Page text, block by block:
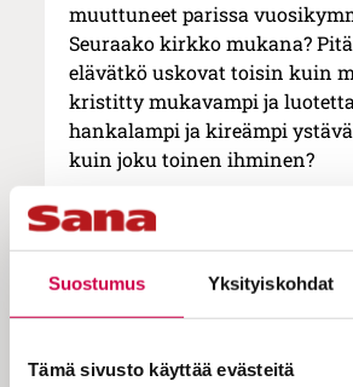
Suostumus Yksityiskohdat
Tämä sivusto käyttää evästeitä
muuttuneet parissa
Seuraako kirkko mukana?
elävätkö uskovat toisin kuin
kristitty mukavampi ja
hankalampi ja kireämpi
kuin joku toinen ihminen?
Oikeaa mallia ei ole helppo
ihanteista ja arvoista on vaikea
näkemystä. Moni kristillinen
ajattelija esittää perusteltuja